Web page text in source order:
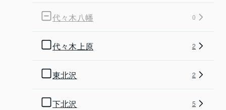
代々木八幡 0
代々木上原 2
東北沢 2
下北沢 5